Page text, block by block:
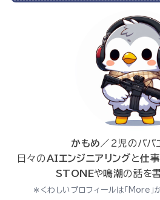
かもめ ／2児のパパ
日々のAIエンジニアリングと仕
STONEや鳴潮の話を
＊くわしいプロフィールは「More」